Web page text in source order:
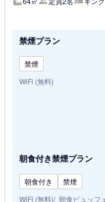
禁煙プラン
禁煙
WiFi (無料)
朝食付き禁煙プラン
朝食付き
禁煙
WiFi (無料) 朝食ビュッフ